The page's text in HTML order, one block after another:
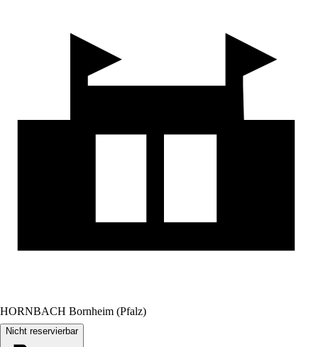
HORNBACH Bornheim (Pfalz)
Nicht reservierbar